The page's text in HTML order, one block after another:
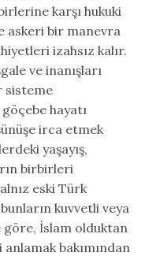
karşı hukuki
askeri bir manevra
izahsız kalır.
ve inanışları
sisteme
hayatı
irca etmek
yaşayış,
birbirleri
eski Türk
kuvvetli veya
göre, İslam olduktan
bakımından